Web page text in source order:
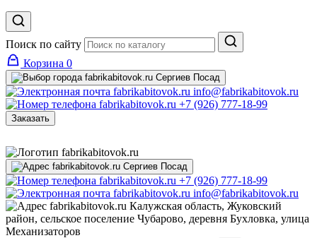
Поиск по сайту
Корзина 0
Сергиев Посад
info@fabrikabitovok.ru
+7 (926) 777-18-99
Заказать
Сергиев Посад
+7 (926) 777-18-99
info@fabrikabitovok.ru
Калужская область, Жуковский
район, сельское поселение Чубарово, деревня Бухловка, улица
Механизаторов